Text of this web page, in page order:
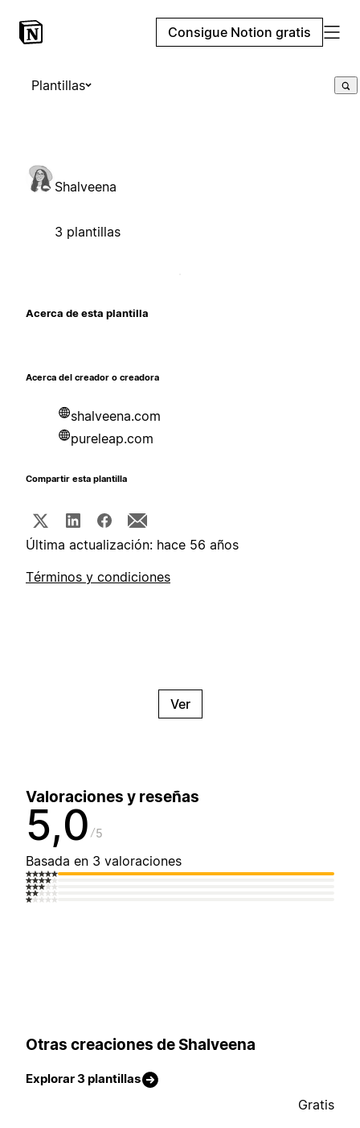
Consigue Notion gratis
Plantillas
Shalveena
3 plantillas
Acerca de esta plantilla
Acerca del creador o creadora
shalveena.com
pureleap.com
Compartir esta plantilla
Última actualización: hace 56 años
Términos y condiciones
Ver
Valoraciones y reseñas
5,0 5
Basada en 3 valoraciones
Otras creaciones de Shalveena
Explorar 3 plantillas
Gratis